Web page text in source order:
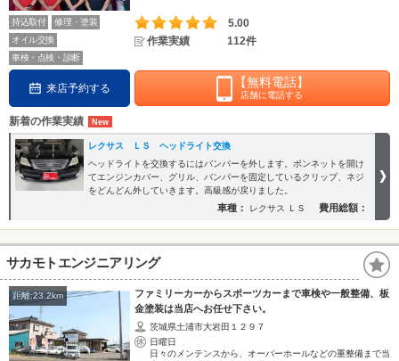
持込取付
修理・塗装
オイル交換
車検・点検・診断
5.00
作業実績
112件
来店予約する 【無料電話】
店舗に電話する
新着の作業実績
レクサス ＬＳ ヘッドライト交換
ヘッドライトを交換するにはバンパーを外します。ボンネットを開け
てエンジンカバー、グリル、バンパーを固定しているクリップ、ネジ
をどんどん外していきます。高級感が戻りました。
車種： レクサス ＬＳ 費用総額：
サカモトエンジニアリング
距離:23.2km
ファミリーカーからスポーツカーまで車検や一般整備、板
金塗装は当店へお任せ下さい。
茨城県土浦市大岩田１２９７
日曜日
日々のメンテンスから、オーバーホールなどの重整備まで当